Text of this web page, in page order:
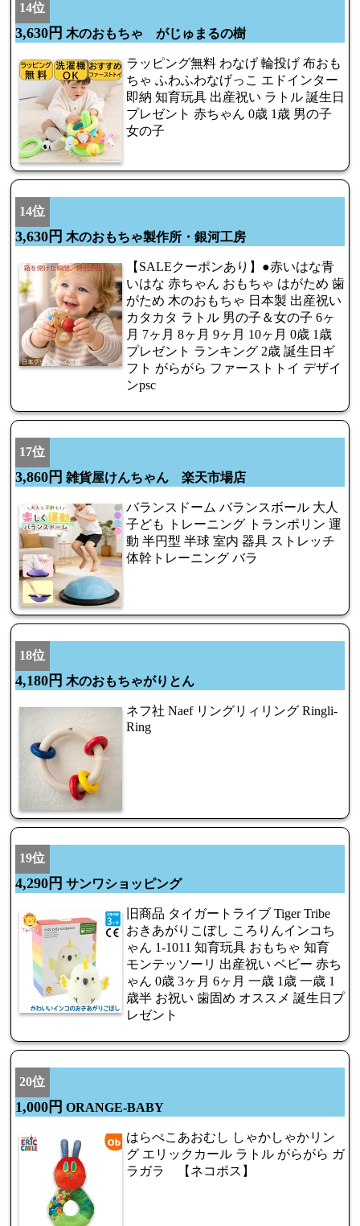
14位
3,630円 木のおもちゃ がじゅまるの樹
ラッピング無料 わなげ 輪投げ 布おも
ちゃ ふわふわなげっこ エドインター
即納 知育玩具 出産祝い ラトル 誕生日
プレゼント 赤ちゃん 0歳 1歳 男の子
女の子
14位
3,630円 木のおもちゃ製作所・銀河工房
【SALEクーポンあり】●赤いはな青
いはな 赤ちゃん おもちゃ はがため 歯
がため 木のおもちゃ 日本製 出産祝い
カタカタ ラトル 男の子＆女の子 6ヶ
月 7ヶ月 8ヶ月 9ヶ月 10ヶ月 0歳 1歳
プレゼント ランキング 2歳 誕生日ギ
フト がらがら ファーストトイ デザイ
ンpsc
17位
3,860円 雑貨屋けんちゃん 楽天市場店
バランスドーム バランスボール 大人
子ども トレーニング トランポリン 運
動 半円型 半球 室内 器具 ストレッチ
体幹トレーニング バラ
18位
4,180円 木のおもちゃがりとん
ネフ社 Naef リングリィリング Ringli-
Ring
19位
4,290円 サンワショッピング
旧商品 タイガートライブ Tiger Tribe
おきあがりこぼし ころりんインコち
ゃん 1-1011 知育玩具 おもちゃ 知育
モンテッソーリ 出産祝い ベビー 赤ち
ゃん 0歳 3ヶ月 6ヶ月 一歳 1歳 一歳 1
歳半 お祝い 歯固め オススメ 誕生日プ
レゼント
20位
1,000円 ORANGE-BABY
はらぺこあおむし しゃかしゃかリン
グ エリックカール ラトル がらがら ガ
ラガラ 【ネコポス】